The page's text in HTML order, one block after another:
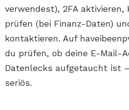
verwendest), 2FA aktivieren,
prüfen (bei Finanz-Daten)
kontaktieren. Auf
du prüfen, ob deine E-Mail-
Datenlecks aufgetaucht ist
seriös.